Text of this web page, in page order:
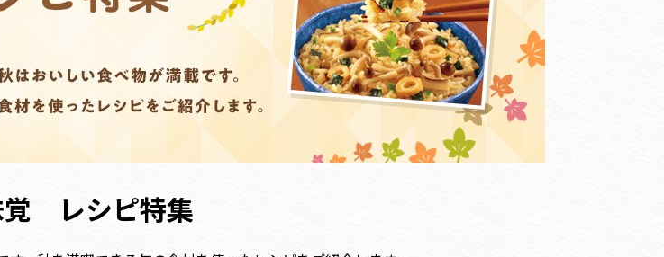
覚 レシピ特集